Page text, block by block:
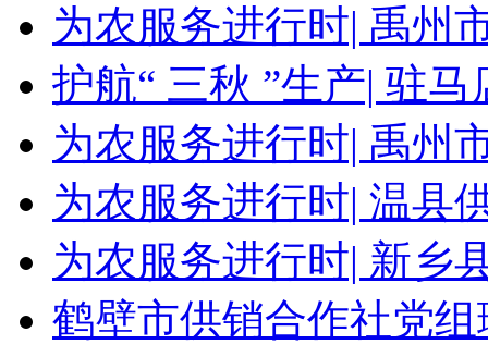
为农服务进行时| 禹州
护航“ 三秋 ”生产| 驻
为农服务进行时| 禹州
为农服务进行时| 温县
为农服务进行时| 新乡
鹤壁市供销合作社党